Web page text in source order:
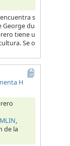
s
George du
tiene u
Se o
H
,
de la